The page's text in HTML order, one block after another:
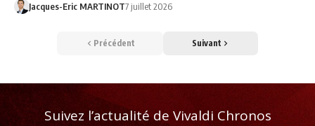
Jacques-Eric MARTINOT7 juillet 2026
Précédent Suivant
Suivez l’actualité de Vivaldi Chronos